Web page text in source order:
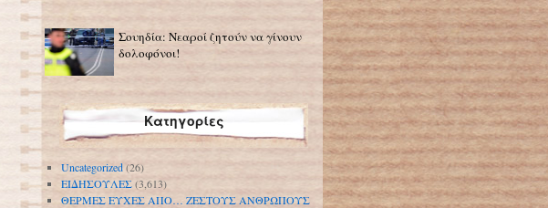
Σουηδία: Νεαροί ζητούν να γίνουν
δολοφόνοι!
Κατηγορίες
Uncategorized (26)
ΕΙΔΗΣΟΥΛΕΣ(3,613)
ΘΕΡΜΕΣ ΕΥΧΕΣ ΑΠΟ… ΖΕΣΤΟΥΣ ΑΝΘΡΩΠΟΥΣ